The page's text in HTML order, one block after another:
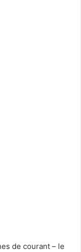
de courant – le